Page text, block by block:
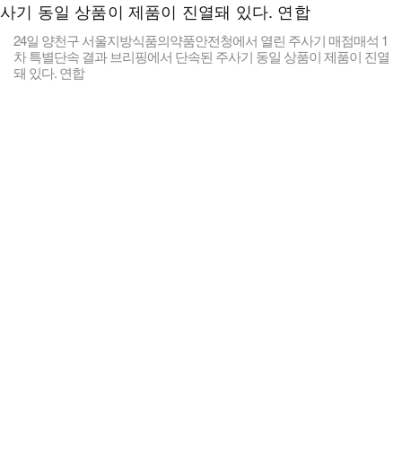
24일 양천구 서울지방식품의약품안전청에서 열린 주사기 매점매석 1
차 특별단속 결과 브리핑에서 단속된 주사기 동일 상품이 제품이 진열
돼 있다. 연합